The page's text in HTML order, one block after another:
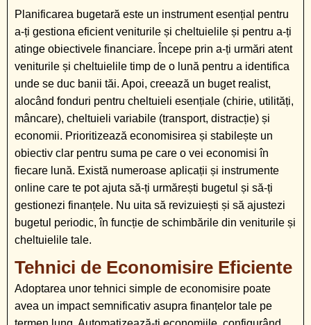
Planificarea bugetară este un instrument esențial pentru
a-ți gestiona eficient veniturile și cheltuielile și pentru a-ți
atinge obiectivele financiare. Începe prin a-ți urmări atent
veniturile și cheltuielile timp de o lună pentru a identifica
unde se duc banii tăi. Apoi, creează un buget realist,
alocând fonduri pentru cheltuieli esențiale (chirie, utilități,
mâncare), cheltuieli variabile (transport, distracție) și
economii. Prioritizează economisirea și stabilește un
obiectiv clar pentru suma pe care o vei economisi în
fiecare lună. Există numeroase aplicații și instrumente
online care te pot ajuta să-ți urmărești bugetul și să-ți
gestionezi finanțele. Nu uita să revizuiești și să ajustezi
bugetul periodic, în funcție de schimbările din veniturile și
cheltuielile tale.
Tehnici de Economisire Eficiente
Adoptarea unor tehnici simple de economisire poate
avea un impact semnificativ asupra finanțelor tale pe